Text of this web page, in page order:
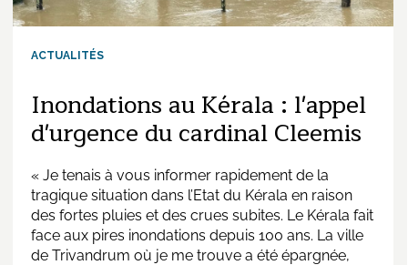
ACTUALITÉS
Inondations au Kérala : l'appel
d'urgence du cardinal Cleemis
« Je tenais à vous informer rapidement de la
tragique situation dans l’Etat du Kérala en raison
des fortes pluies et des crues subites. Le Kérala fait
face aux pires inondations depuis 100 ans. La ville
de Trivandrum où je me trouve a été épargnée,